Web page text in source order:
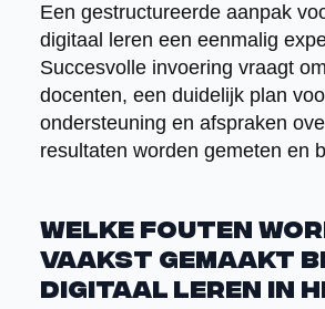
Een gestructureerde aanpak
digitaal leren een eenmalig
Succesvolle invoering vraagt
docenten, een duidelijk plan
ondersteuning en afspraken
resultaten worden gemeten en
Welke fouten
vaakst gemaakt
digitaal leren in